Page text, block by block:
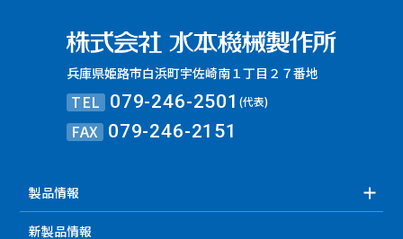
兵庫県姫路市白浜町宇佐崎南１丁目２７番地
TEL 079-246-2501(代表)
FAX 079-246-2151
製品情報
新製品情報